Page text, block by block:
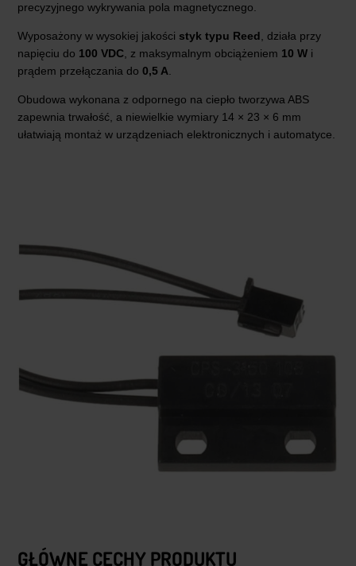
precyzyjnego wykrywania pola magnetycznego.
Wyposażony w wysokiej jakości styk typu Reed , działa przy
napięciu do 100 VDC , z maksymalnym obciążeniem 10 W i
prądem przełączania do 0,5 A
Obudowa wykonana z odpornego na ciepło tworzywa ABS
zapewnia trwałość, a niewielkie wymiary 14 × 23 × 6 mm
ułatwiają montaż w urządzeniach elektronicznych i automatyce.
GŁÓWNE CECHY PRODUKTU